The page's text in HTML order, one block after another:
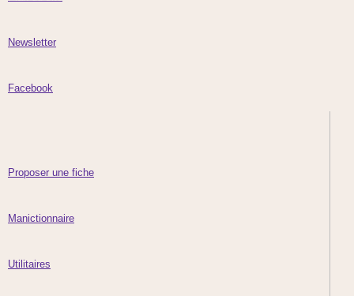
Newsletter
Facebook
Proposer une fiche
Manictionnaire
Utilitaires